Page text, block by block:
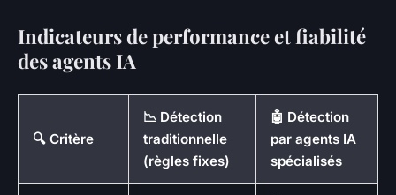
Indicateurs de performance et fiabilité
des agents IA
🔍 Critère
📉 Détection
traditionnelle
(règles fixes)
🤖 Détection
par agents IA
spécialisés